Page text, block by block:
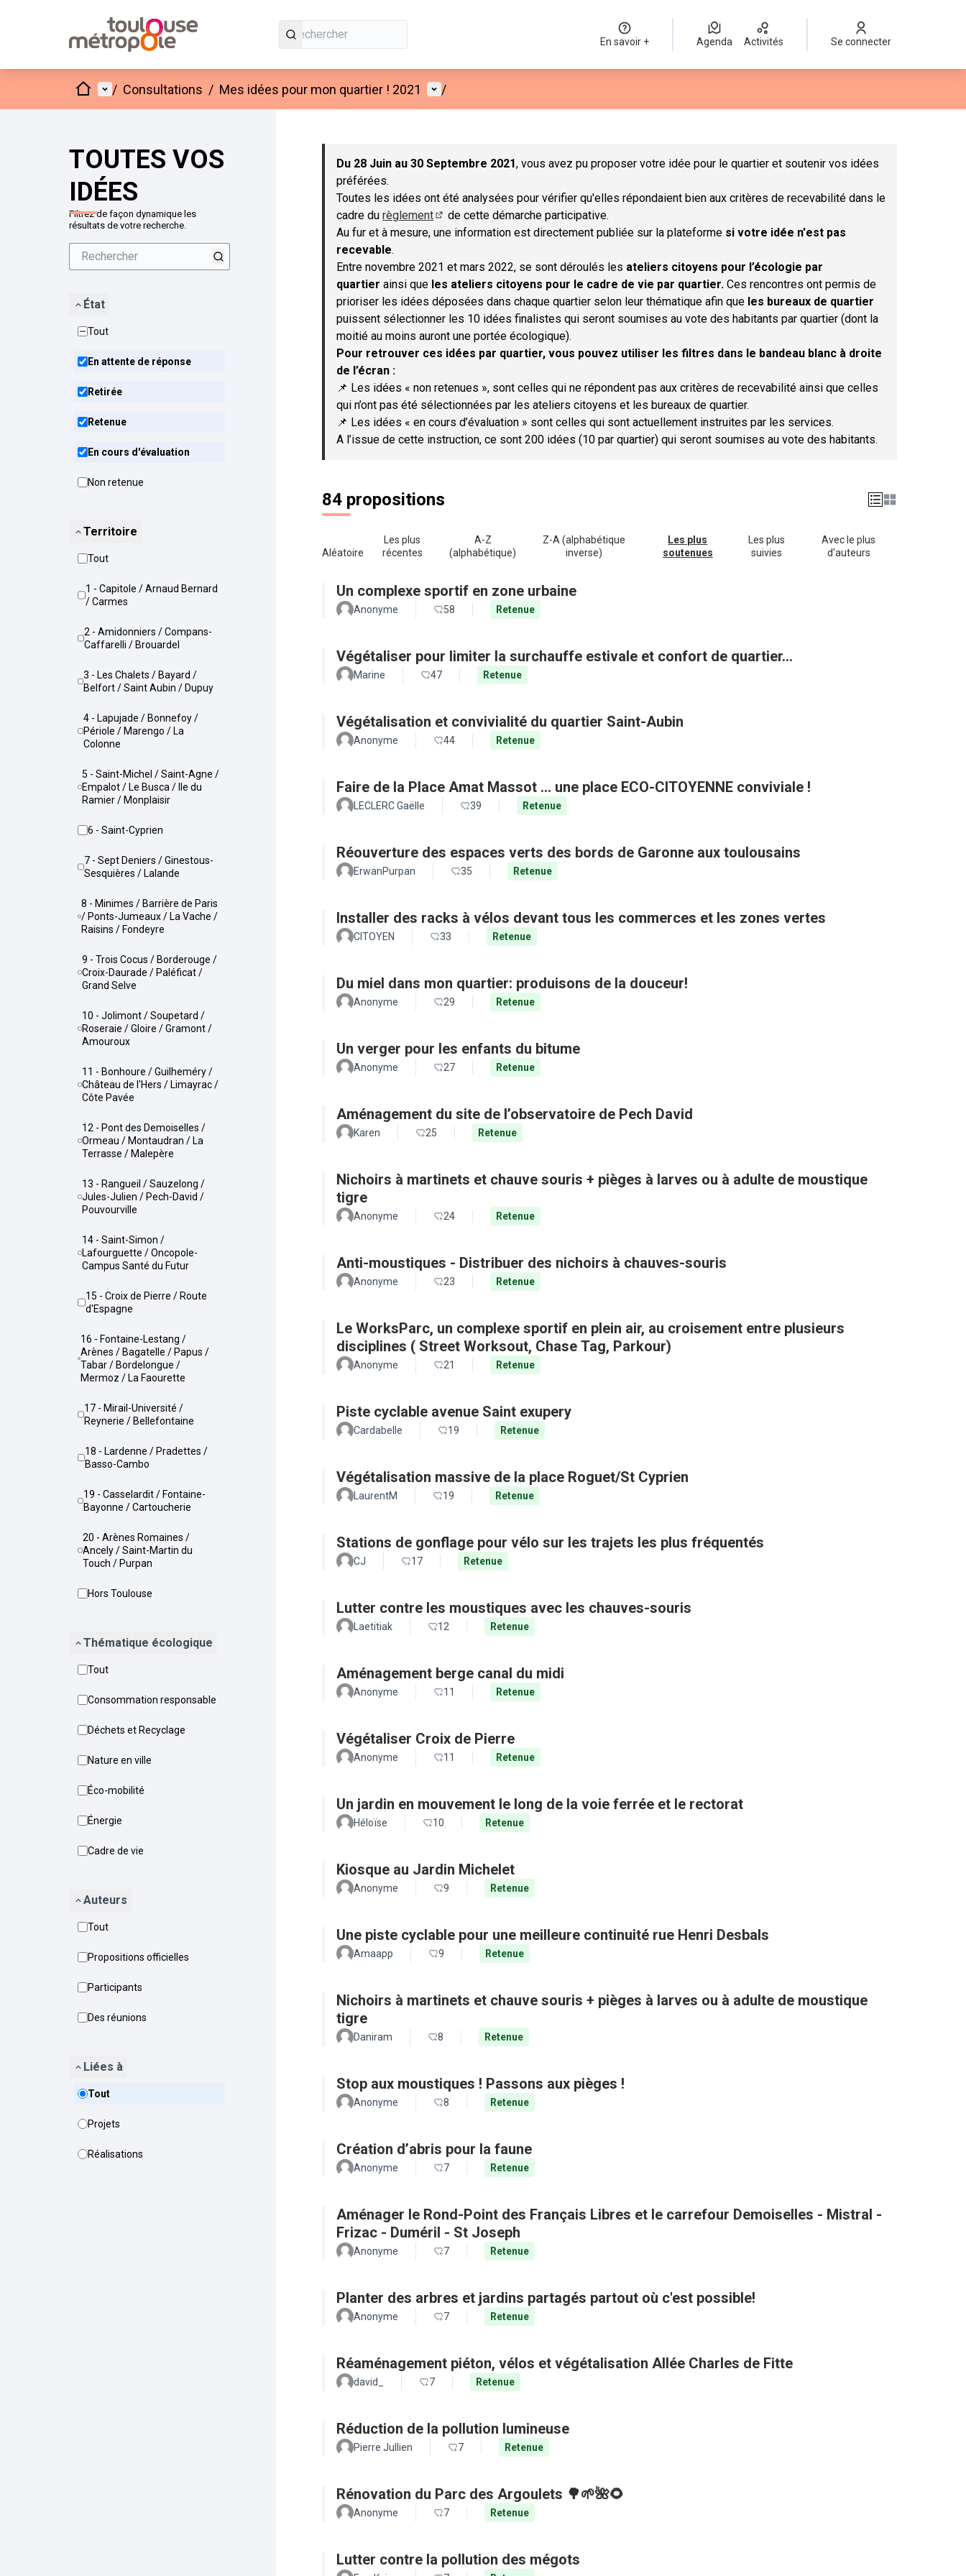
En savoir + Agenda Activités Se connecter
AccueilMenu principal
/ Consultations / Mes idées pour mon quartier ! 2021 Menu utilisateur
/
TOUTES VOS
IDÉES
Filtrez de façon dynamique les
résultats de votre recherche.
État
Tout
En attente de réponse
Retirée
Retenue
En cours d'évaluation
Non retenue
Territoire
Tout
1 - Capitole / Arnaud Bernard
/ Carmes
2 - Amidonniers / Compans-
Caffarelli / Brouardel
3 - Les Chalets / Bayard /
Belfort / Saint Aubin / Dupuy
4 - Lapujade / Bonnefoy /
Périole / Marengo / La
Colonne
5 - Saint-Michel / Saint-Agne /
Empalot / Le Busca / Ile du
Ramier / Monplaisir
6 - Saint-Cyprien
7 - Sept Deniers / Ginestous-
Sesquières / Lalande
8 - Minimes / Barrière de Paris
/ Ponts-Jumeaux / La Vache /
Raisins / Fondeyre
9 - Trois Cocus / Borderouge /
Croix-Daurade / Paléficat /
Grand Selve
10 - Jolimont / Soupetard /
Roseraie / Gloire / Gramont /
Amouroux
11 - Bonhoure / Guilheméry /
Château de l'Hers / Limayrac /
Côte Pavée
12 - Pont des Demoiselles /
Ormeau / Montaudran / La
Terrasse / Malepère
13 - Rangueil / Sauzelong /
Jules-Julien / Pech-David /
Pouvourville
14 - Saint-Simon /
Lafourguette / Oncopole-
Campus Santé du Futur
15 - Croix de Pierre / Route
d'Espagne
16 - Fontaine-Lestang /
Arènes / Bagatelle / Papus /
Tabar / Bordelongue /
Mermoz / La Faourette
17 - Mirail-Université /
Reynerie / Bellefontaine
18 - Lardenne / Pradettes /
Basso-Cambo
19 - Casselardit / Fontaine-
Bayonne / Cartoucherie
20 - Arènes Romaines /
Ancely / Saint-Martin du
Touch / Purpan
Hors Toulouse
Thématique écologique
Tout
Consommation responsable
Déchets et Recyclage
Nature en ville
Éco-mobilité
Énergie
Cadre de vie
Auteurs
Tout
Propositions officielles
Participants
Des réunions
Liées à
Tout
Projets
Réalisations
Passer la carte
Du 28 Juin au 30 Septembre 2021, vous avez pu proposer votre idée pour le quartier et soutenir vos idées
préférées.
Toutes les idées ont été analysées pour vérifier qu'elles répondaient bien aux critères de recevabilité dans le
cadre du règlement
(S'ouvre dans un nouvel onglet)
de cette démarche participative.
Au fur et à mesure, une information est directement publiée sur la plateforme si votre idée n'est pas
recevable.
Entre novembre 2021 et mars 2022, se sont déroulés les ateliers citoyens pour l’écologie par
quartier ainsi que les ateliers citoyens pour le cadre de vie par quartier. Ces rencontres ont permis de
prioriser les idées déposées dans chaque quartier selon leur thématique afin que les bureaux de quartier
puissent sélectionner les 10 idées finalistes qui seront soumises au vote des habitants par quartier (dont la
moitié au moins auront une portée écologique).
Pour retrouver ces idées par quartier, vous pouvez utiliser les filtres dans le bandeau blanc à droite
de l’écran :
📌 Les idées « non retenues », sont celles qui ne répondent pas aux critères de recevabilité ainsi que celles
qui n’ont pas été sélectionnées par les ateliers citoyens et les bureaux de quartier.
📌 Les idées « en cours d’évaluation » sont celles qui sont actuellement instruites par les services.
A l’issue de cette instruction, ce sont 200 idées (10 par quartier) qui seront soumises au vote des habitants.
84 propositions
Aléatoire
Les plus
récentes
A-Z
(alphabétique)
Z-A (alphabétique
inverse)
Les plus
soutenues
Les plus
suivies
Avec le plus
d'auteurs
Un complexe sportif en zone urbaine
Anonyme 58 Retenue
Végétaliser pour limiter la surchauffe estivale et confort de quartier...
Marine 47 Retenue
Végétalisation et convivialité du quartier Saint-Aubin
Anonyme 44 Retenue
Faire de la Place Amat Massot ... une place ECO-CITOYENNE conviviale !
LECLERC Gaëlle 39 Retenue
Réouverture des espaces verts des bords de Garonne aux toulousains
ErwanPurpan 35 Retenue
Installer des racks à vélos devant tous les commerces et les zones vertes
CITOYEN 33 Retenue
Du miel dans mon quartier: produisons de la douceur!
Anonyme 29 Retenue
Un verger pour les enfants du bitume
Anonyme 27 Retenue
Aménagement du site de l’observatoire de Pech David
Karen 25 Retenue
Nichoirs à martinets et chauve souris + pièges à larves ou à adulte de moustique
tigre
Anonyme 24 Retenue
Anti-moustiques - Distribuer des nichoirs à chauves-souris
Anonyme 23 Retenue
Le WorksParc, un complexe sportif en plein air, au croisement entre plusieurs
disciplines ( Street Worksout, Chase Tag, Parkour)
Anonyme 21 Retenue
Piste cyclable avenue Saint exupery
Cardabelle 19 Retenue
Végétalisation massive de la place Roguet/St Cyprien
LaurentM 19 Retenue
Stations de gonflage pour vélo sur les trajets les plus fréquentés
CJ 17 Retenue
Lutter contre les moustiques avec les chauves-souris
Laetitiak 12 Retenue
Aménagement berge canal du midi
Anonyme 11 Retenue
Végétaliser Croix de Pierre
Anonyme 11 Retenue
Un jardin en mouvement le long de la voie ferrée et le rectorat
Héloïse 10 Retenue
Kiosque au Jardin Michelet
Anonyme 9 Retenue
Une piste cyclable pour une meilleure continuité rue Henri Desbals
Amaapp 9 Retenue
Nichoirs à martinets et chauve souris + pièges à larves ou à adulte de moustique
tigre
Daniram 8 Retenue
Stop aux moustiques ! Passons aux pièges !
Anonyme 8 Retenue
Création d’abris pour la faune
Anonyme 7 Retenue
Aménager le Rond-Point des Français Libres et le carrefour Demoiselles - Mistral -
Frizac - Duméril - St Joseph
Anonyme 7 Retenue
Planter des arbres et jardins partagés partout où c'est possible!
Anonyme 7 Retenue
Réaménagement piéton, vélos et végétalisation Allée Charles de Fitte
david_ 7 Retenue
Réduction de la pollution lumineuse
Pierre Jullien 7 Retenue
Rénovation du Parc des Argoulets 🌳🌱🌺🌻
Anonyme 7 Retenue
Lutter contre la pollution des mégots